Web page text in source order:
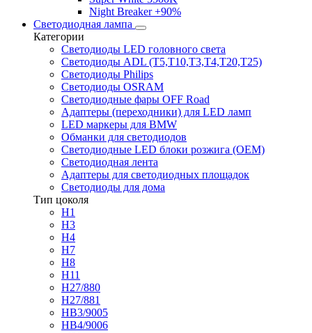
Night Breaker +90%
Светодиодная лампа
Категории
Светодиоды LED головного света
Светодиоды ADL (T5,T10,T3,T4,T20,T25)
Светодиоды Philips
Светодиоды OSRAM
Светодиодные фары OFF Road
Адаптеры (переходники) для LED ламп
LED маркеры для BMW
Обманки для светодиодов
Светодиодные LED блоки розжига (OEM)
Светодиодная лента
Адаптеры для светодиодных площадок
Светодиоды для дома
Тип цоколя
H1
H3
H4
H7
H8
H11
H27/880
H27/881
HB3/9005
HB4/9006